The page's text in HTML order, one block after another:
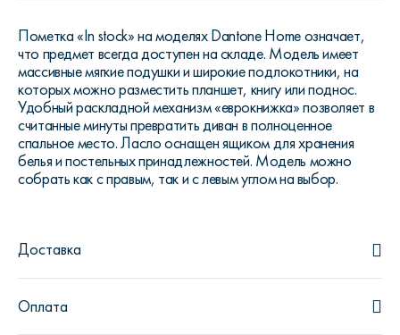
Пометка «In stock» на моделях Dantone Home означает,
что предмет всегда доступен на складе. Модель имеет
массивные мягкие подушки и широкие подлокотники, на
которых можно разместить планшет, книгу или поднос.
Удобный раскладной механизм «еврокнижка» позволяет в
считанные минуты превратить диван в полноценное
спальное место. Ласло оснащен ящиком для хранения
белья и постельных принадлежностей. Модель можно
собрать как с правым, так и с левым углом на выбор.
Доставка
Оплата